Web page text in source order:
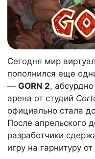
Сегодня мир
пополнился еще
— GORN 2,
арена от студий
официально стала
После апрельского
разработчики
игру на гарнитуру от